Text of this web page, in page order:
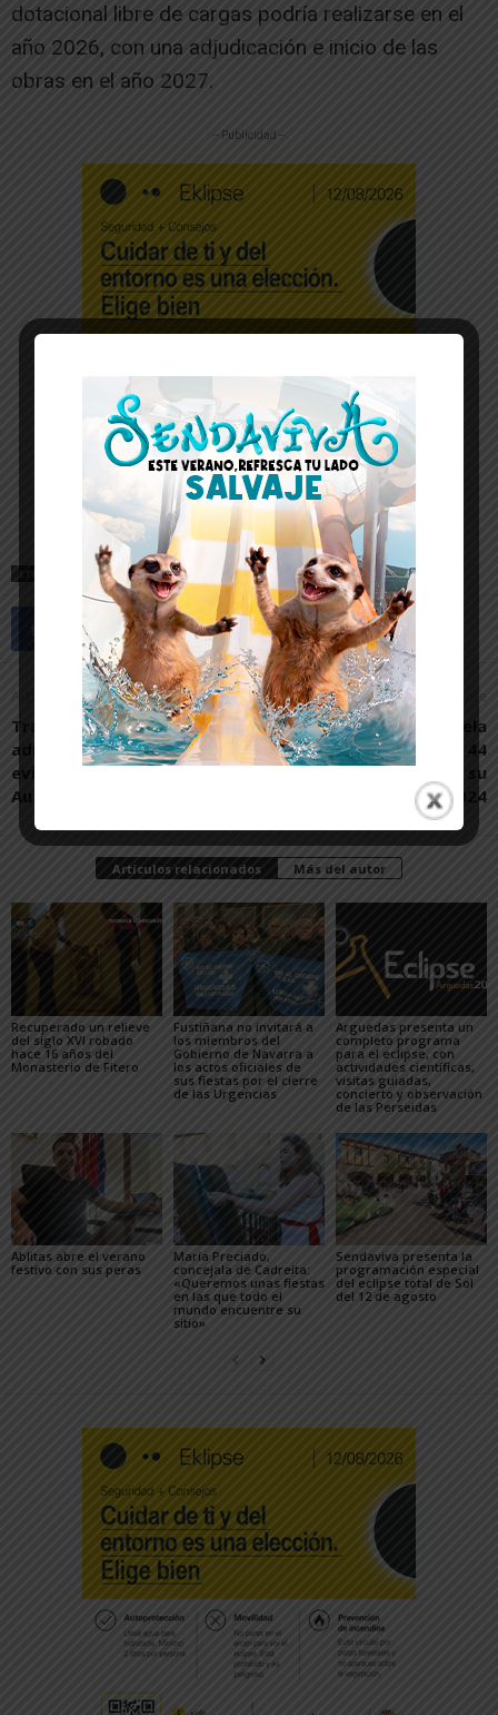
dotacional libre de cargas podría realizarse en el
año 2026, con una adjudicación e inicio de las
obras en el año 2027.
-- Publicidad --
ABLITAS CASCANTE MONTEAGUDO MURCHANTE
Artículo anterior
Trabajadores y
administraciones buscan
evitar el cierre de Nano
Automotive en Tudela
Artículo siguiente
El Área de Salud de Tudela
rinde homenaje a 44
profesionales por su
jubilación en 2024
Artículos relacionados Más del autor
Recuperado un relieve
del siglo XVI robado
hace 16 años del
Monasterio de Fitero
Fustiñana no invitará a
los miembros del
Gobierno de Navarra a
los actos oficiales de
sus fiestas por el cierre
de las Urgencias
Arguedas presenta un
completo programa
para el eclipse, con
actividades científicas,
visitas guiadas,
concierto y observación
de las Perseidas
Ablitas abre el verano
festivo con sus peras
María Preciado,
concejala de Cadreita:
«Queremos unas fiestas
en las que todo el
mundo encuentre su
sitio»
Sendaviva presenta la
programación especial
del eclipse total de Sol
del 12 de agosto